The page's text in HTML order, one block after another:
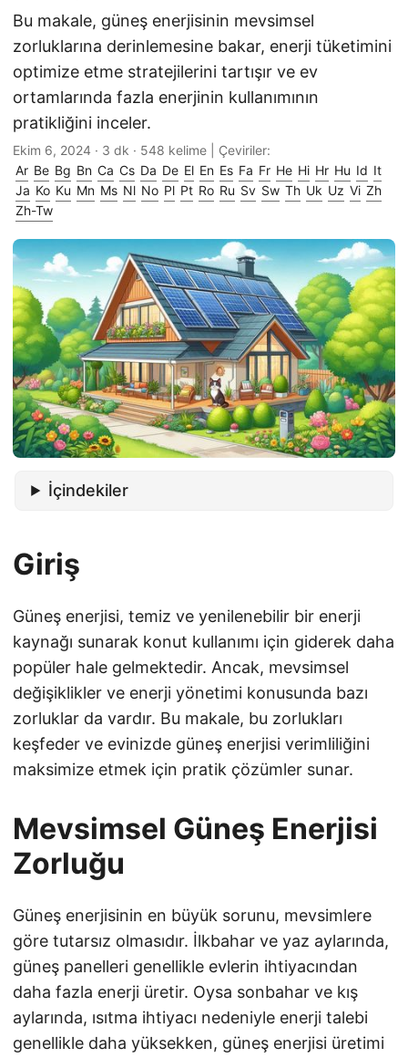
Bu makale, güneş enerjisinin mevsimsel
zorluklarına derinlemesine bakar, enerji tüketimini
optimize etme stratejilerini tartışır ve ev
ortamlarında fazla enerjinin kullanımının
pratikliğini inceler.
Ekim 6, 2024 · 3 dk · 548 kelime | Çeviriler:
Ar Be Bg Bn Ca Cs Da De El En Es Fa Fr He Hi Hr Hu Id It
Ja Ko Ku Mn Ms Nl No Pl Pt Ro Ru Sv Sw Th Uk Uz Vi Zh
Zh-Tw
İçindekiler
Giriş
Güneş enerjisi, temiz ve yenilenebilir bir enerji
kaynağı sunarak konut kullanımı için giderek daha
popüler hale gelmektedir. Ancak, mevsimsel
değişiklikler ve enerji yönetimi konusunda bazı
zorluklar da vardır. Bu makale, bu zorlukları
keşfeder ve evinizde güneş enerjisi verimliliğini
maksimize etmek için pratik çözümler sunar.
Mevsimsel Güneş Enerjisi
Zorluğu
Güneş enerjisinin en büyük sorunu, mevsimlere
göre tutarsız olmasıdır. İlkbahar ve yaz aylarında,
güneş panelleri genellikle evlerin ihtiyacından
daha fazla enerji üretir. Oysa sonbahar ve kış
aylarında, ısıtma ihtiyacı nedeniyle enerji talebi
genellikle daha yüksekken, güneş enerjisi üretimi